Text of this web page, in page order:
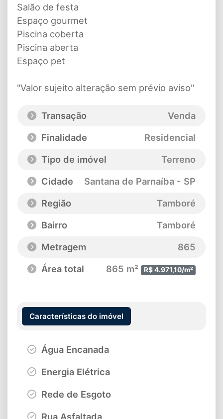
Salão de festa
Espaço gourmet
Piscina coberta
Piscina aberta
Espaço pet
"Valor sujeito alteração sem prévio aviso"
Transação
Venda
Finalidade
Residencial
Tipo de imóvel
Terreno
Cidade
Santana de Parnaíba - SP
Região
Tamboré
Bairro
Tamboré
Metragem
865
Área total
865 m² R$ 4.971,10/m²
Características do imóvel
Água Encanada
Energia Elétrica
Rede de Esgoto
Rua Asfaltada